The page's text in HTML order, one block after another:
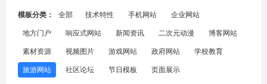
模板分类： 全部 技术特性 手机网站 企业网站
地方门户 响应式网站 新闻资讯 二次元动漫 博客网站
素材资源 视频图片 游戏网站 政府网站 学校教育
旅游网站 社区论坛 节日模板 页面展示